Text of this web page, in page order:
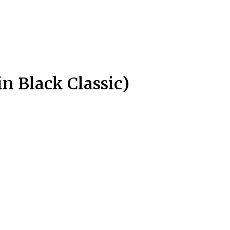
Black Classic)